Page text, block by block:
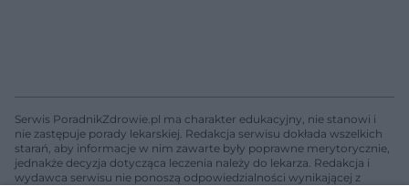
Serwis PoradnikZdrowie.pl ma charakter edukacyjny, nie stanowi i
nie zastępuje porady lekarskiej. Redakcja serwisu dokłada wszelkich
starań, aby informacje w nim zawarte były poprawne merytorycznie,
jednakże decyzja dotycząca leczenia należy do lekarza. Redakcja i
wydawca serwisu nie ponoszą odpowiedzialności wynikającej z